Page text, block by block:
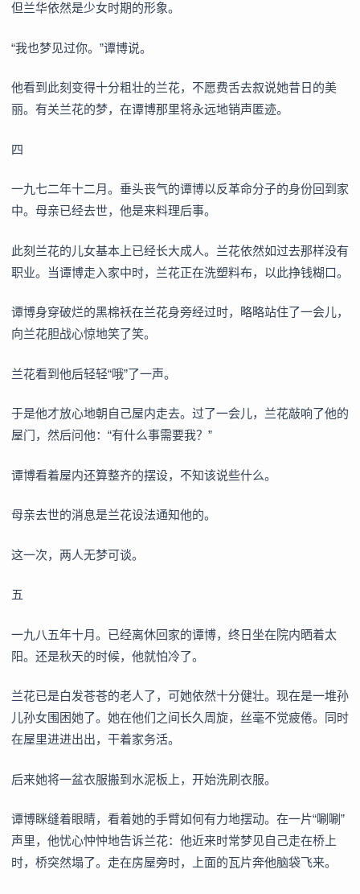
但兰华依然是少女时期的形象。
“我也梦见过你。”谭博说。
他看到此刻变得十分粗壮的兰花，不愿费舌去叙说她昔日的美
丽。有关兰花的梦，在谭博那里将永远地销声匿迹。
四
一九七二年十二月。垂头丧气的谭博以反革命分子的身份回到家
中。母亲已经去世，他是来料理后事。
此刻兰花的儿女基本上已经长大成人。兰花依然如过去那样没有
职业。当谭博走入家中时，兰花正在洗塑料布，以此挣钱糊口。
谭博身穿破烂的黑棉袄在兰花身旁经过时，略略站住了一会儿，
向兰花胆战心惊地笑了笑。
兰花看到他后轻轻“哦”了一声。
于是他才放心地朝自己屋内走去。过了一会儿，兰花敲响了他的
屋门，然后问他：“有什么事需要我？”
谭博看着屋内还算整齐的摆设，不知该说些什么。
母亲去世的消息是兰花设法通知他的。
这一次，两人无梦可谈。
五
一九八五年十月。已经离休回家的谭博，终日坐在院内晒着太
阳。还是秋天的时候，他就怕冷了。
兰花已是白发苍苍的老人了，可她依然十分健壮。现在是一堆孙
儿孙女围困她了。她在他们之间长久周旋，丝毫不觉疲倦。同时
在屋里进进出出，干着家务活。
后来她将一盆衣服搬到水泥板上，开始洗刷衣服。
谭博眯缝着眼睛，看着她的手臂如何有力地摆动。在一片“唰唰”
声里，他忧心忡忡地告诉兰花：他近来时常梦见自己走在桥上
时，桥突然塌了。走在房屋旁时，上面的瓦片奔他脑袋飞来。